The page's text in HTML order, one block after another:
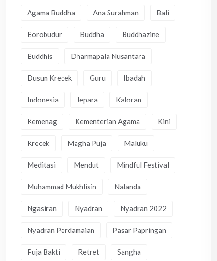
Agama Buddha Ana Surahman Bali
Borobudur Buddha Buddhazine
Buddhis Dharmapala Nusantara
Dusun Krecek Guru Ibadah
Indonesia Jepara Kaloran
Kemenag Kementerian Agama Kini
Krecek Magha Puja Maluku
Meditasi Mendut Mindful Festival
Muhammad Mukhlisin Nalanda
Ngasiran Nyadran Nyadran 2022
Nyadran Perdamaian Pasar Papringan
Puja Bakti Retret Sangha